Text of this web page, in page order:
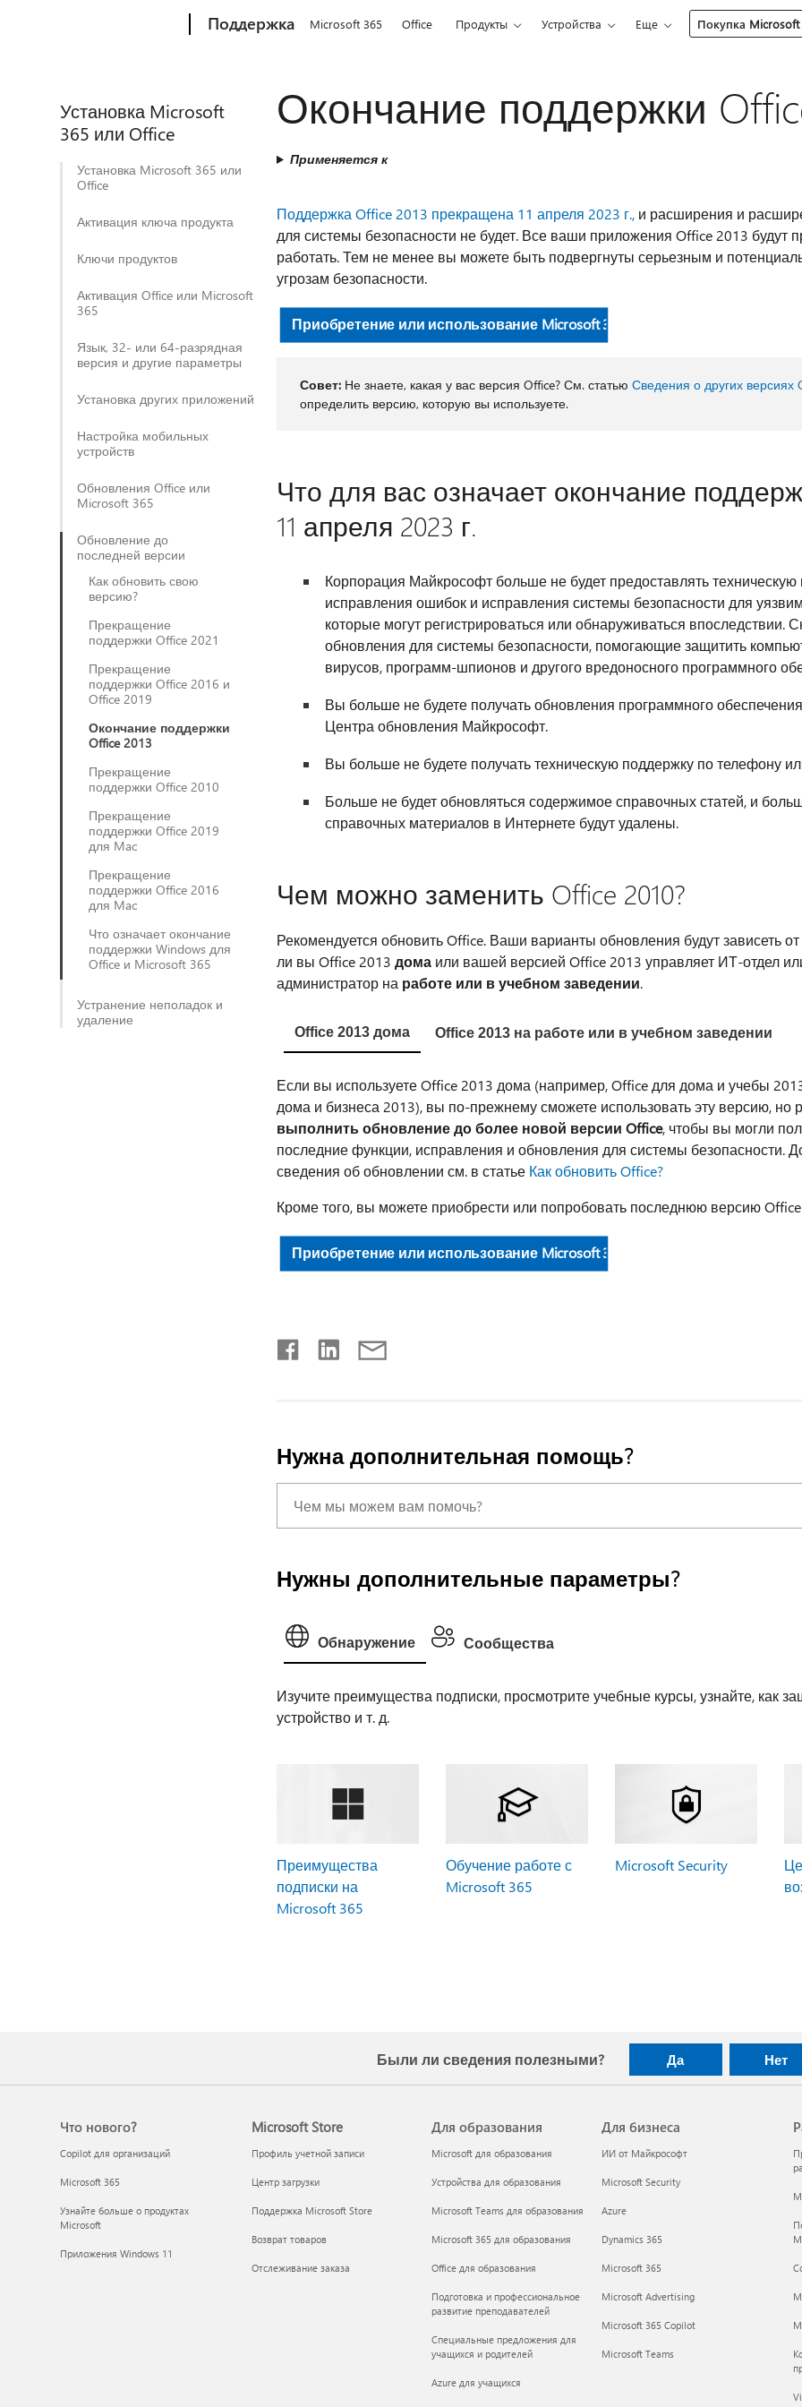
Поддержка Microsoft 365 Office Продукты Устройства Еще Покупка Microsoft
Установка Microsoft
365 или Office
Установка Microsoft 365 или
Office
Активация ключа продукта
Ключи продуктов
Активация Office или Microsoft
365
Язык, 32- или 64-разрядная
версия и другие параметры
Установка других приложений
Настройка мобильных
устройств
Обновления Office или
Microsoft 365
Обновление до
последней версии
Как обновить свою
версию?
Прекращение
поддержки Office 2021
Прекращение
поддержки Office 2016 и
Office 2019
Окончание поддержки
Office 2013
Прекращение
поддержки Office 2010
Прекращение
поддержки Office 2019
для Mac
Прекращение
поддержки Office 2016
для Mac
Что означает окончание
поддержки Windows для
Office и Microsoft 365
Устранение неполадок и
удаление
Окончание поддержки
Применяется к
Поддержка Office 2013 прекращена 11 апреля 2023 г., и расширения и
для системы безопасности не будет. Все ваши приложения Office 2013 будут
работать. Тем не менее вы можете быть подвергнуты серьезным и
угрозам безопасности.
Приобретение или использование Microsoft 365
Совет: Не знаете, какая у вас версия Office? См. статью Сведения о других версиях
определить версию, которую вы используете.
Что для вас означает окончание
11 апреля 2023 г.
Корпорация Майкрософт больше не будет предоставлять техническую
исправления ошибок и исправления системы безопасности для
которые могут регистрироваться или обнаруживаться впоследствии.
обновления для системы безопасности, помогающие защитить
вирусов, программ-шпионов и другого вредоносного программного
Вы больше не будете получать обновления программного
Центра обновления Майкрософт.
Вы больше не будете получать техническую поддержку по телефону
Больше не будет обновляться содержимое справочных статей, и
справочных материалов в Интернете будут удалены.
Чем можно заменить Office 2010?
Рекомендуется обновить Office. Ваши варианты обновления будут зависеть от
ли вы Office 2013дома или вашей версией Office 2013 управляет ИТ-отдел
администратор на работе или в учебном заведении.
Office 2013 дома Office 2013 на работе или в учебном заведении
Если вы используете Office 2013 дома (например, Office для дома и учебы
дома и бизнеса 2013), вы по-прежнему сможете использовать эту версию, но
выполнить обновление до более новой версии Office, чтобы вы могли
последние функции, исправления и обновления для системы безопасности.
сведения об обновлении см. в статье Как обновить Office?
Кроме того, вы можете приобрести или попробовать последнюю версию
Приобретение или использование Microsoft 365
Нужна дополнительная помощь?
Нужны дополнительные параметры?
Обнаружение Сообщества
Изучите преимущества подписки, просмотрите учебные курсы, узнайте, как
устройство и т. д.
Преимущества
подписки на
Microsoft 365
Обучение работе с
Microsoft 365
Microsoft Security
Были ли сведения полезными? Да Нет
Что нового?
Copilot для организаций
Microsoft 365
Узнайте больше о продуктах
Microsoft
Приложения Windows 11
Microsoft Store
Профиль учетной записи
Центр загрузки
Поддержка Microsoft Store
Возврат товаров
Отслеживание заказа
Для образования
Microsoft для образования
Устройства для образования
Microsoft Teams для образования
Microsoft 365 для образования
Office для образования
Подготовка и профессиональное
развитие преподавателей
Специальные предложения для
учащихся и родителей
Azure для учащихся
Для бизнеса
ИИ от Майкрософт
Microsoft Security
Azure
Dynamics 365
Microsoft 365
Microsoft Advertising
Microsoft 365 Copilot
Microsoft Teams